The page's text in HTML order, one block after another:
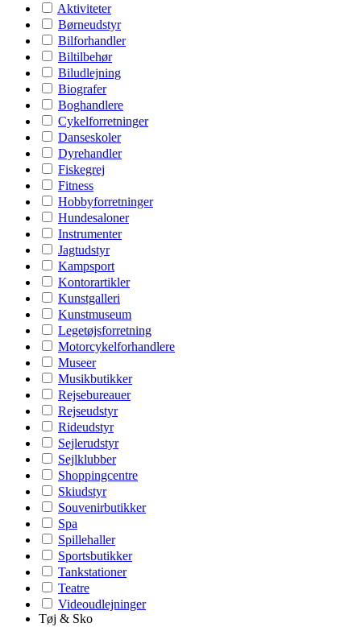
Aktiviteter
Børneudstyr
Bilforhandler
Biltilbehør
Biludlejning
Biografer
Boghandlere
Cykelforretninger
Danseskoler
Dyrehandler
Fiskegrej
Fitness
Hobbyforretninger
Hundesaloner
Instrumenter
Jagtudstyr
Kampsport
Kontorartikler
Kunstgalleri
Kunstmuseum
Legetøjsforretning
Motorcykelforhandlere
Museer
Musikbutikker
Rejsebureauer
Rejseudstyr
Rideudstyr
Sejlerudstyr
Sejlklubber
Shoppingcentre
Skiudstyr
Souvenirbutikker
Spa
Spillehaller
Sportsbutikker
Tankstationer
Teatre
Videoudlejninger
Tøj & Sko